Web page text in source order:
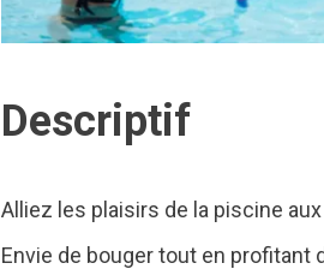
Descriptif
Alliez les plaisirs de la piscine
Envie de bouger tout en profitant